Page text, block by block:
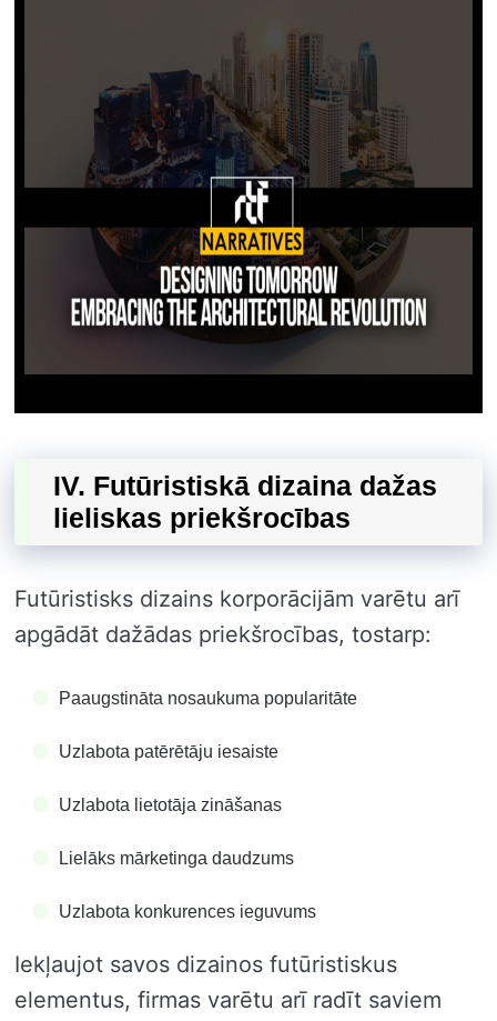
IV. Futūristiskā dizaina dažas
lieliskas priekšrocības
Futūristisks dizains korporācijām varētu arī
apgādāt dažādas priekšrocības, tostarp:
Paaugstināta nosaukuma popularitāte
Uzlabota patērētāju iesaiste
Uzlabota lietotāja zināšanas
Lielāks mārketinga daudzums
Uzlabota konkurences ieguvums
Iekļaujot savos dizainos futūristiskus
elementus, firmas varētu arī radīt saviem